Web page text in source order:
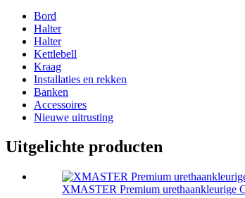
Bord
Halter
Halter
Kettlebell
Kraag
Installaties en rekken
Banken
Accessoires
Nieuwe uitrusting
Uitgelichte producten
XMASTER Premium urethaankleurige